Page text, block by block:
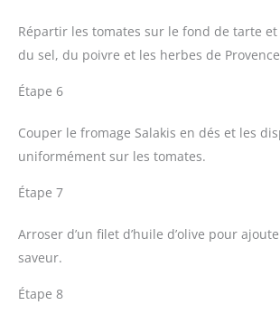
Répartir les tomates sur le fond de tarte et
du sel, du poivre et les herbes de
Étape 6
Couper le fromage Salakis en dés et les
uniformément sur les tomates.
Étape 7
Arroser d’un filet d’huile d’olive pour
saveur.
Étape 8